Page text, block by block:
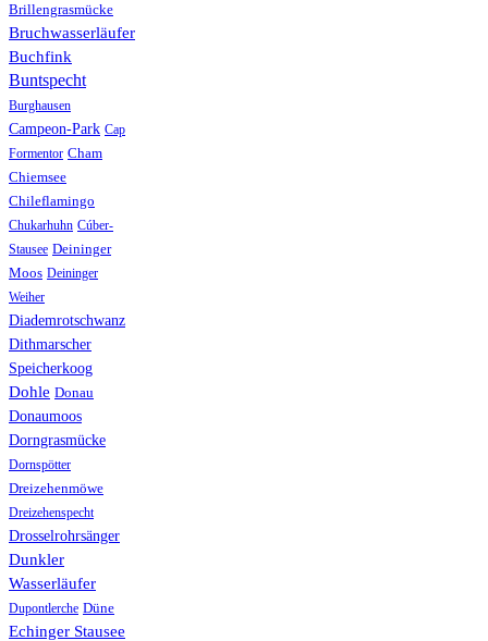
Brillengrasmücke
Bruchwasserläufer
Buchfink
Buntspecht
Burghausen
Campeon-Park Cap
Formentor Cham
Chiemsee
Chileflamingo
Chukarhuhn Cúber-
Stausee Deininger
Moos Deininger
Weiher
Diademrotschwanz
Dithmarscher
Speicherkoog
Dohle Donau
Donaumoos
Dorngrasmücke
Dornspötter
Dreizehenmöwe
Dreizehenspecht
Drosselrohrsänger
Dunkler
Wasserläufer
Dupontlerche Düne
Echinger Stausee